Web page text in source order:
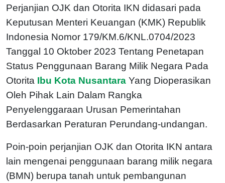
Perjanjian OJK dan Otorita IKN didasari pada
Keputusan Menteri Keuangan (KMK) Republik
Indonesia Nomor 179/KM.6/KNL.0704/2023
Tanggal 10 Oktober 2023 Tentang Penetapan
Status Penggunaan Barang Milik Negara Pada
Otorita Ibu Kota Nusantara Yang Dioperasikan
Oleh Pihak Lain Dalam Rangka
Penyelenggaraan Urusan Pemerintahan
Berdasarkan Peraturan Perundang-undangan.
Poin-poin perjanjian OJK dan Otorita IKN antara
lain mengenai penggunaan barang milik negara
(BMN) berupa tanah untuk pembangunan